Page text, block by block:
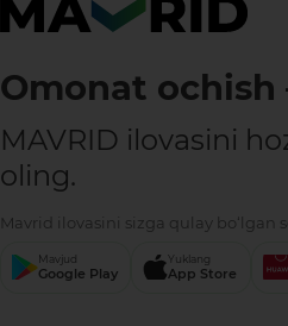
Omonat
MAVRID ilovasini
oling.
Mavrid ilovasini sizga qulay bo‘lgan
Mavjud
Google Play
Yuklang
App Store